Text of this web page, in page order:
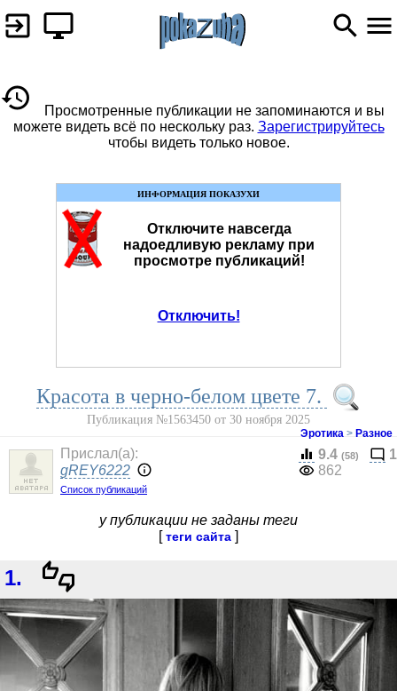
Просмотренные публикации не запоминаются и вы
можете видеть всё по нескольку раз. Зарегистрируйтесь
чтобы видеть только новое.
ИНФОРМАЦИЯ ПОКАЗУХИ
Отключите навсегда
надоедливую рекламу при
просмотре публикаций!
Отключить!
Красота в черно-белом цвете 7.
Публикация №1563450 от 30 ноября 2025
Эротика > Разное
Прислал(a):
gREY6222
Список публикаций
9.4 (58)
1
862
у публикации не заданы теги
[теги сайта ]
1.